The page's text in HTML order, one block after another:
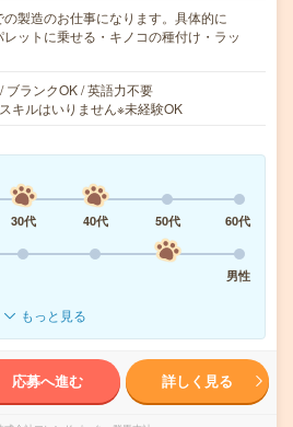
製造のお仕事になります。具体的に
ットに乗せる・キノコの種付け・ラッ
ブランクOK / 英語力不要
キルはいりません※未経験OK
30代 40代 50代
60代
男性
もっと見る
応募へ進む 詳しく見る